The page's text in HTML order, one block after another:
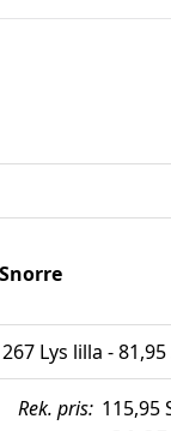
Rek. pris: 115,95